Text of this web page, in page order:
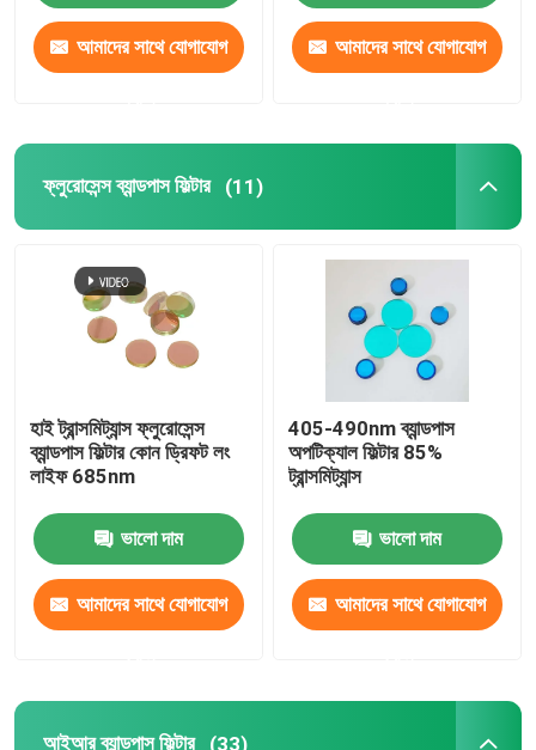
আমাদের সাথে যোগাযোগ আমাদের সাথে যোগাযোগ
ফ্লুরোসেন্স ব্যান্ডপাস ফিল্টার (11)
হাই ট্রান্সমিট্যান্স ফ্লুরোসেন্স
ব্যান্ডপাস ফিল্টার কোন ড্রিফট লং
লাইফ 685nm
ভালো দাম
আমাদের সাথে যোগাযোগ
405-490nm ব্যান্ডপাস
অপটিক্যাল ফিল্টার 85%
ট্রান্সমিট্যান্স
ভালো দাম
আমাদের সাথে যোগাযোগ
আইআর ব্যান্ডপাস ফিল্টার (33)